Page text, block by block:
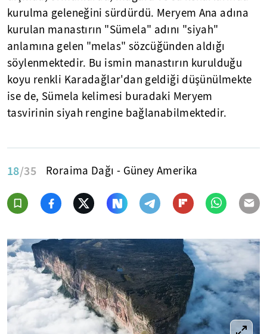
kurulma geleneğini sürdürdü. Meryem Ana adına
kurulan manastırın "Sümela" adını "siyah"
anlamına gelen "melas" sözcüğünden aldığı
söylenmektedir. Bu ismin manastırın kurulduğu
koyu renkli Karadağlar'dan geldiği düşünülmekte
ise de, Sümela kelimesi buradaki Meryem
tasvirinin siyah rengine bağlanabilmektedir.
18/35 Roraima Dağı - Güney Amerika